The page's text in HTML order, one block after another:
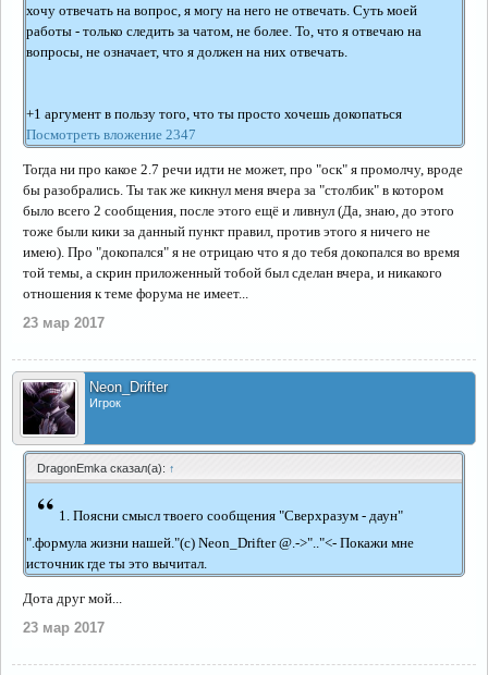
хочу отвечать на вопрос, я могу на него не отвечать. Суть моей
работы - только следить за чатом, не более. То, что я отвечаю на
вопросы, не означает, что я должен на них отвечать.
+1 аргумент в пользу того, что ты просто хочешь докопаться
Посмотреть вложение 2347
Тогда ни про какое 2.7 речи идти не может, про "оск" я промолчу, вроде
бы разобрались. Ты так же кикнул меня вчера за "столбик" в котором
было всего 2 сообщения, после этого ещё и ливнул (Да, знаю, до этого
тоже были кики за данный пункт правил, против этого я ничего не
имею). Про "докопался" я не отрицаю что я до тебя докопался во время
той темы, а скрин приложенный тобой был сделан вчера, и никакого
отношения к теме форума не имеет...
23 мар 2017
Neon_Drifter
Игрок
DragonEmka сказал(а): ↑
“ 1. Поясни смысл твоего сообщения "Сверхразум - даун"
".формула жизни нашей."(с) Neon_Drifter @.->".."<- Покажи мне
источник где ты это вычитал.
Дота друг мой...
23 мар 2017